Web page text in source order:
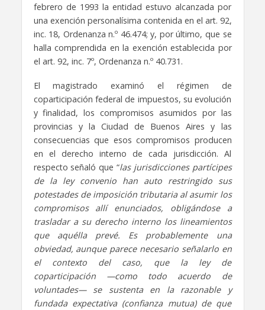
febrero de 1993 la entidad estuvo alcanzada por
una exención personalísima contenida en el art. 92,
inc. 18, Ordenanza n.º 46.474; y, por último, que se
halla comprendida en la exención establecida por
el art. 92, inc. 7º, Ordenanza n.º 40.731.
El magistrado examinó el régimen de
coparticipación federal de impuestos, su evolución
y finalidad, los compromisos asumidos por las
provincias y la Ciudad de Buenos Aires y las
consecuencias que esos compromisos producen
en el derecho interno de cada jurisdicción. Al
respecto señaló que “las jurisdicciones partícipes
de la ley convenio han auto restringido sus
potestades de imposición tributaria al asumir los
compromisos allí enunciados, obligándose a
trasladar a su derecho interno los lineamientos
que aquélla prevé. Es probablemente una
obviedad, aunque parece necesario señalarlo en
el contexto del caso, que la ley de
coparticipación —como todo acuerdo de
voluntades— se sustenta en la razonable y
fundada expectativa (confianza mutua) de que